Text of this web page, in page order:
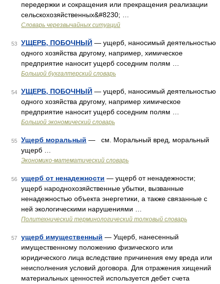
передержки и сокращения или прекращения реализации
сельскохозяйственных&#8230; …
Словарь черезвычайных ситуаций
53 УЩЕРБ, ПОБОЧНЫЙ — ущерб, наносимый деятельностью
одного хозяйства другому, например, химическое
предприятие наносит ущерб соседним полям …
Большой бухгалтерский словарь
54 УЩЕРБ, ПОБОЧНЫЙ — ущерб, наносимый деятельностью
одного хозяйства другому, например химическое
предприятие наносит ущерб соседним полям …
Большой экономический словарь
55 Ущерб моральный — см. Моральный вред, моральный
ущерб …
Экономико-математический словарь
56 ущерб от ненадежности — ущерб от ненадежности;
ущерб народнохозяйственные убытки, вызванные
ненадежностью объекта энергетики, а также связанные с
ней экологическими нарушениями …
Политехнический терминологический толковый словарь
57 ущерб имущественный — Ущерб, нанесенный
имущественному положению физического или
юридического лица вследствие причинения ему вреда или
неисполнения условий договора. Для отражения хищений
материальных ценностей используется дебет счета